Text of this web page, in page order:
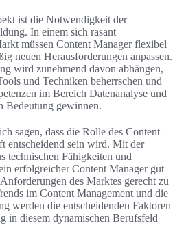
ist die Notwendigkeit der
In einem sich rasant
müssen Content Manager flexibel
neuen Herausforderungen anpassen.
wird zunehmend davon abhängen,
und Techniken beherrschen und
im Bereich Datenanalyse und
Bedeutung gewinnen.
sagen, dass die Rolle des Content
entscheidend sein wird. Mit der
technischen Fähigkeiten und
erfolgreicher Content Manager gut
des Marktes gerecht zu
im Content Management und die
werden die entscheidenden Faktoren
in diesem dynamischen Berufsfeld